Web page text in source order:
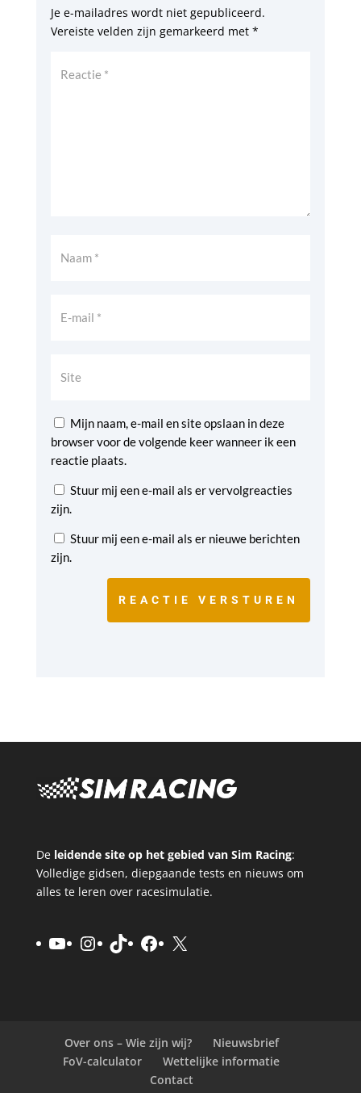
Je e-mailadres wordt niet gepubliceerd.
Vereiste velden zijn gemarkeerd met *
Mijn naam, e-mail en site opslaan in deze
browser voor de volgende keer wanneer ik een
reactie plaats.
Stuur mij een e-mail als er vervolgreacties
zijn.
Stuur mij een e-mail als er nieuwe berichten
zijn.
REACTIE VERSTUREN
De leidende site op het gebied van Sim Racing:
Volledige gidsen, diepgaande tests en nieuws om
alles te leren over racesimulatie.
YouTube
Instagram
TikTokFacebook
X
Over ons – Wie zijn wij?
Nieuwsbrief
FoV-calculator
Wettelijke informatie
Contact